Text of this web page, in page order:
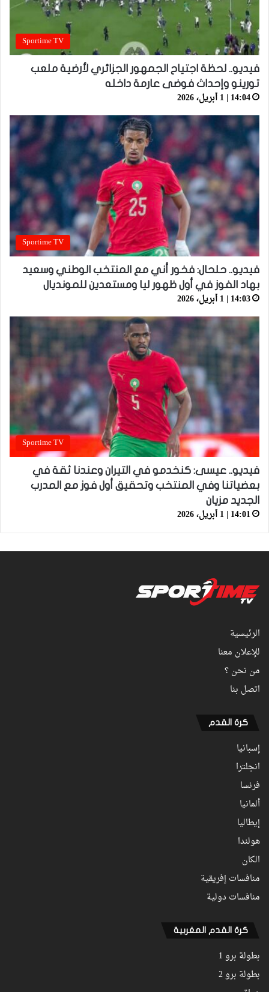
Sportime TV
فيديو.. لحظة اجتياح الجمهور الجزائري لأرضية ملعب
تورينو وإحداث فوضى عارمة داخله
14:04 | 1 أبريل، 2026
Sportime TV
فيديو.. حلحال: فخور أني مع المنتخب الوطني وسعيد
بهاد الفوز في أول ظهور ليا ومستعدين للمونديال
14:03 | 1 أبريل، 2026
Sportime TV
فيديو.. عيسى: كنخدمو في التيران وعندنا ثقة في
بعضياتنا وفي المنتخب وتحقيق أول فوز مع المدرب
الجديد مزيان
14:01 | 1 أبريل، 2026
الرئيسية
للإعلان معنا
من نحن ؟
اتصل بنا
كرة القدم
إسبانيا
انجلترا
فرنسا
ألمانيا
إيطاليا
هولندا
الكان
منافسات إفريقية
منافسات دولية
كرة القدم المغربية
بطولة برو 1
بطولة برو 2